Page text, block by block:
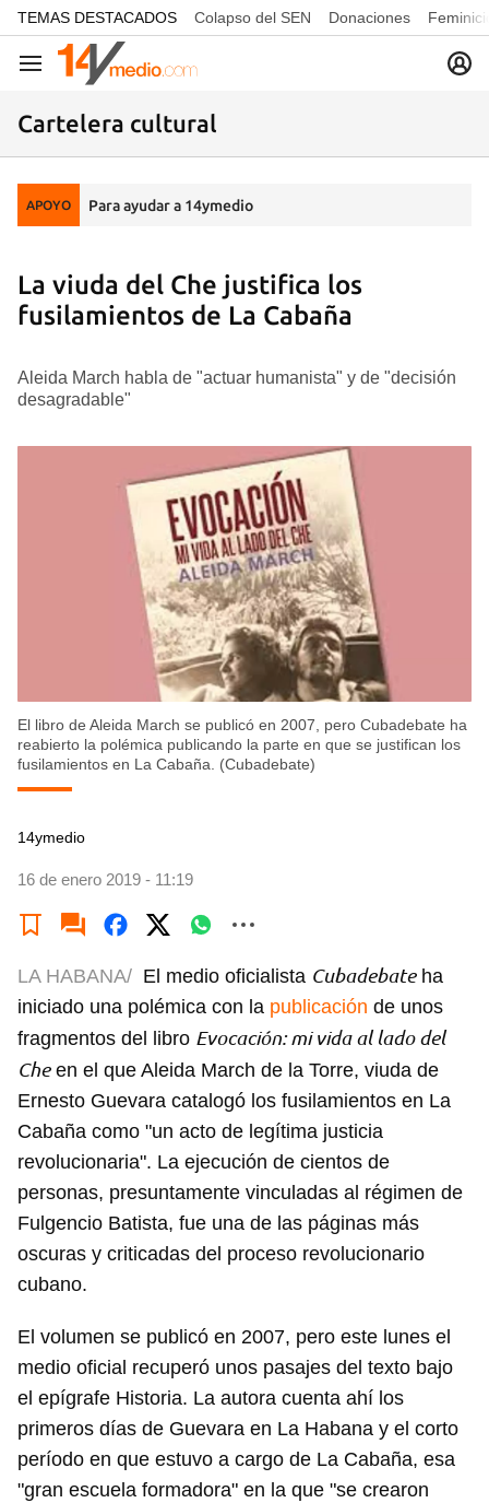
common.go-to-content
TEMAS DESTACADOS Colapso del SEN Donaciones
Navegación
Cartelera cultural
APOYO Para ayudar a 14ymedio
La viuda del Che justifica los
fusilamientos de La Cabaña
Aleida March habla de "actuar humanista" y de "decisión
desagradable"
El libro de Aleida March se publicó en 2007, pero Cubadebate ha
reabierto la polémica publicando la parte en que se justifican los
fusilamientos en La Cabaña. (Cubadebate)
14ymedio
16 de enero 2019 - 11:19
LA HABANA/ El medio oficialista Cubadebateha
iniciado una polémica con la publicación de unos
fragmentos del libro Evocación: mi vida al lado del
Cheen el que Aleida March de la Torre, viuda de
Ernesto Guevara catalogó los fusilamientos en La
Cabaña como "un acto de legítima justicia
revolucionaria". La ejecución de cientos de
personas, presuntamente vinculadas al régimen de
Fulgencio Batista, fue una de las páginas más
oscuras y criticadas del proceso revolucionario
cubano.
El volumen se publicó en 2007, pero este lunes el
medio oficial recuperó unos pasajes del texto bajo
el epígrafe Historia. La autora cuenta ahí los
primeros días de Guevara en La Habana y el corto
período en que estuvo a cargo de La Cabaña, esa
"gran escuela formadora" en la que "se crearon